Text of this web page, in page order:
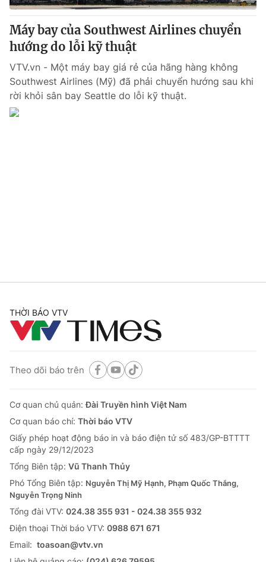
Máy bay của Southwest Airlines chuyển
hướng do lỗi kỹ thuật
VTV.vn - Một máy bay giá rẻ của hãng hàng không
Southwest Airlines (Mỹ) đã phải chuyển hướng sau khi
rời khỏi sân bay Seattle do lỗi kỹ thuật.
THỜI BÁO VTV
Theo dõi báo trên
Cơ quan chủ quản:Đài Truyền hình Việt Nam
Cơ quan báo chí: Thời báo VTV
Giấy phép hoạt động báo in và báo điện tử số 483/GP-BTTTT
cấp ngày 29/12/2023
Tổng Biên tập: Vũ Thanh Thủy
Phó Tổng Biên tập: Nguyễn Thị Mỹ Hạnh, Phạm Quốc Thắng,
Nguyễn Trọng Ninh
Tổng đài VTV: 024.38 355 931 - 024.38 355 932
Ðiện thoại Thời báo VTV: 0988 671 671
Email: toasoan@vtv.vn